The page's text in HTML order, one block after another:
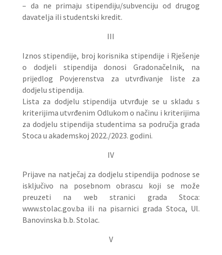
– da ne primaju stipendiju/subvenciju od drugog
davatelja ili studentski kredit.
III
Iznos stipendije, broj korisnika stipendije i Rješenje
o dodjeli stipendija donosi Gradonačelnik, na
prijedlog Povjerenstva za utvrđivanje liste za
dodjelu stipendija.
Lista za dodjelu stipendija utvrđuje se u skladu s
kriterijima utvrđenim Odlukom o načinu i kriterijima
za dodjelu stipendija studentima sa područja grada
Stoca u akademskoj 2022./2023. godini.
IV
Prijave na natječaj za dodjelu stipendija podnose se
isključivo na posebnom obrascu koji se može
preuzeti na web stranici grada Stoca:
www.stolac.gov.ba ili na pisarnici grada Stoca, Ul.
Banovinska b.b. Stolac.
V